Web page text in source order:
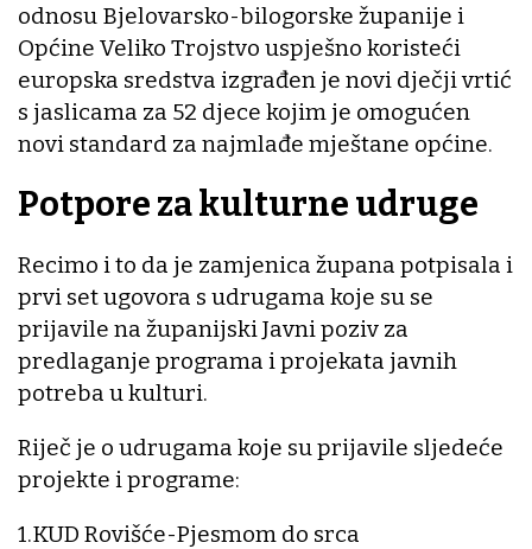
odnosu Bjelovarsko-bilogorske županije i
Općine Veliko Trojstvo uspješno koristeći
europska sredstva izgrađen je novi dječji vrtić
s jaslicama za 52 djece kojim je omogućen
novi standard za najmlađe mještane općine.
Potpore za kulturne udruge
Recimo i to da je zamjenica župana potpisala i
prvi set ugovora s udrugama koje su se
prijavile na županijski Javni poziv za
predlaganje programa i projekata javnih
potreba u kulturi.
Riječ je o udrugama koje su prijavile sljedeće
projekte i programe:
1.KUD Rovišće-Pjesmom do srca